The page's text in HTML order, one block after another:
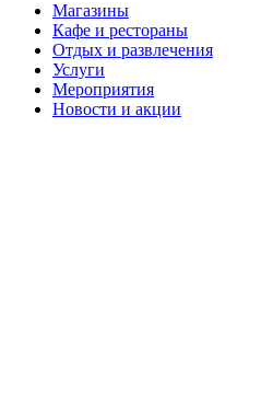
Магазины
Кафе и рестораны
Отдых и развлечения
Услуги
Мероприятия
Новости и акции